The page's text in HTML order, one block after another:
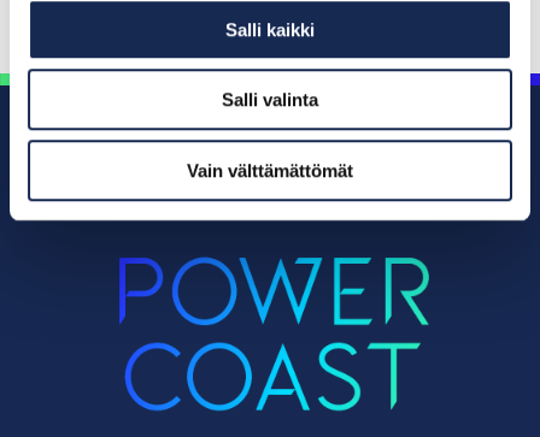
Salli kaikki
Salli valinta
Vain välttämättömät